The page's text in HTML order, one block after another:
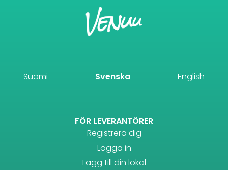
Suomi Svenska English
FÖR LEVERANTÖRER
Registrera dig
Logga in
Lägg till din lokal